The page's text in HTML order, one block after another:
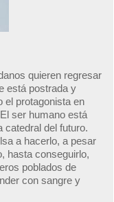
quieren regresar
está postrada y
el protagonista en
ser humano está
catedral del futuro.
a hacerlo, a pesar
hasta conseguirlo,
poblados de
con sangre y